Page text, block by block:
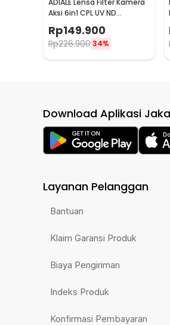
ADIALE Lensa Filter Kamera
Aksi 6in1 CPL UV ND
Rp149.900
Rp226.900 34%
Download Aplikasi
Layanan Pelanggan
Bantuan
Klaim Garansi Produk
Biaya Pengiriman
Indeks Produk
Konfirmasi Pembayaran